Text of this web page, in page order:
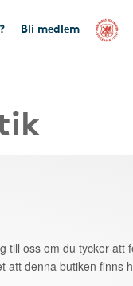
Bli medlem
till oss om du tycker att
att denna butiken finns